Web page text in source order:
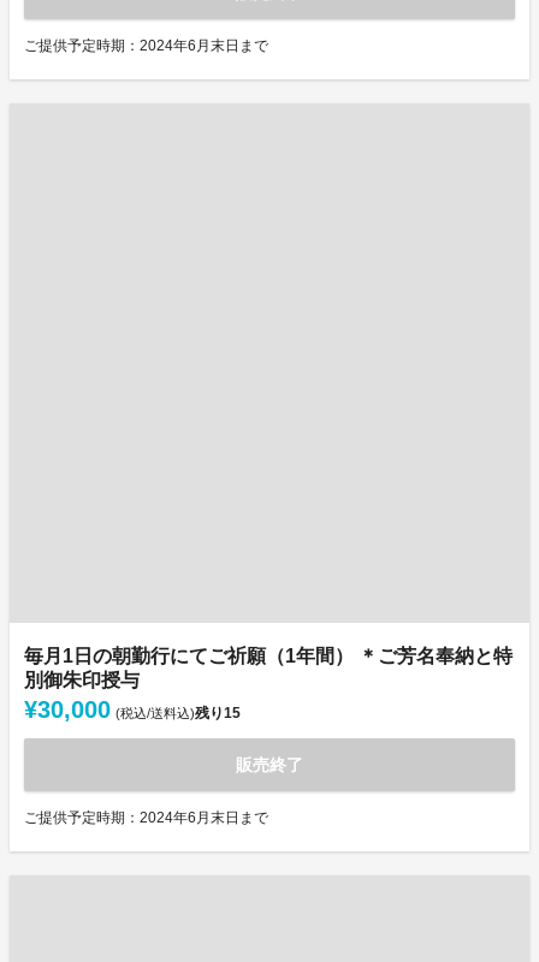
ご提供予定時期：2024年6月末日まで
毎月1日の朝勤行にてご祈願（1年間） ＊ご芳名奉納と特
別御朱印授与
¥30,000 (税込/送料込)残り15
販売終了
ご提供予定時期：2024年6月末日まで